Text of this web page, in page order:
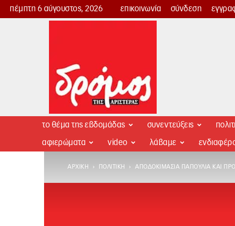
πέμπτη 6 αύγουστος, 2026 επικοινωνία σύνδεση
Δρόμος
το θέμα της εβδομάδας συνεντεύξεις
αφιερώματα video λάβαμε
ΑΡΧΙΚΉ ΠΟΛΙΤΙΚΉ ΑΠΟΔΟΚΙΜΑΣΊΑ ΠΑΠΟΎΛΙΑ ΚΑΙ